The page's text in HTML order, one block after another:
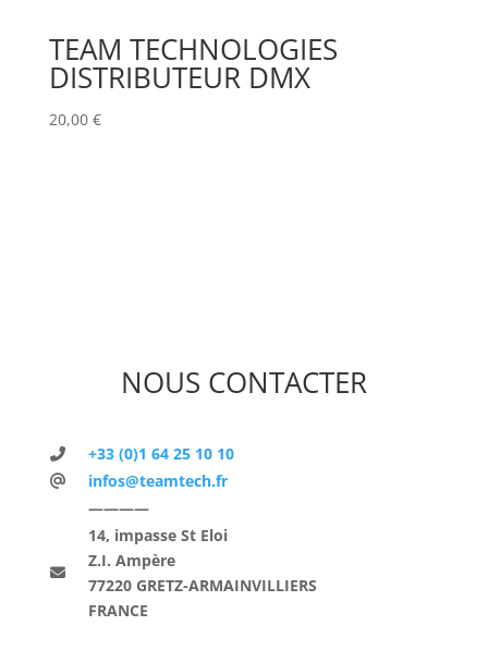
TEAM TECHNOLOGIES
DISTRIBUTEUR DMX
20,00 €
NOUS CONTACTER
+33 (0)1 64 25 10 10
infos@teamtech.fr
————
14, impasse St Eloi
Z.I. Ampère
77220 GRETZ-ARMAINVILLIERS
FRANCE